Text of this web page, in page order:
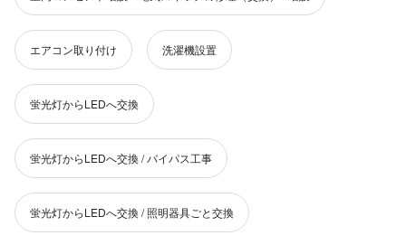
エアコン取り付け 洗濯機設置
蛍光灯からLEDへ交換
蛍光灯からLEDへ交換 / バイパス工事
蛍光灯からLEDへ交換 / 照明器具ごと交換